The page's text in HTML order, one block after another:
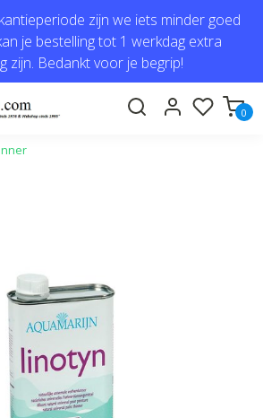
zijn we iets minder goed
je bestelling tot 1 werkdag extra
zijn. Bedankt voor je begrip!
0